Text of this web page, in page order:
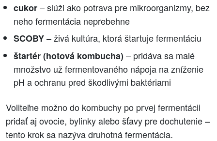
cukor– slúži ako potrava pre mikroorganizmy, bez
neho fermentácia neprebehne
SCOBY– živá kultúra, ktorá štartuje fermentáciu
štartér (hotová kombucha) – pridáva sa malé
množstvo už fermentovaného nápoja na zníženie
pH a ochranu pred škodlivými baktériami
Voliteľne možno do kombuchy po prvej fermentácii
pridať aj ovocie, bylinky alebo šťavy pre dochutenie –
tento krok sa nazýva druhotná fermentácia.